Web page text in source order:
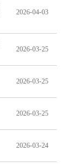
2026-04-03
2026-03-25
2026-03-25
2026-03-25
2026-03-24